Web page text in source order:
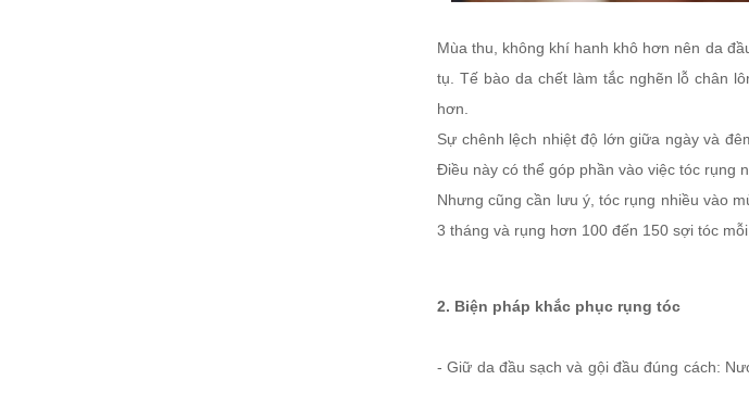
Mùa thu, không khí hanh khô hơn nên da
tụ. Tế bào da chết làm tắc nghẽn lỗ chân
hơn.
Sự chênh lệch nhiệt độ lớn giữa ngày và
Điều này có thể góp phần vào việc tóc rụng
Nhưng cũng cần lưu ý, tóc rụng nhiều vào
3 tháng và rụng hơn 100 đến 150 sợi tóc
2. Biện pháp khắc phục rụng tóc
- Giữ da đầu sạch và gội đầu đúng cách: